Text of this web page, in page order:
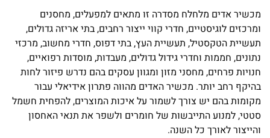
מכשיר אדים מלחלח מסדרה זו מתאים למפעלים, מחסנים
ומרכזים לוגיסטיים, חדרי קווי ייצור רחבים, בתי אריזה גדולים,
תעשיית הטקסטיל, תעשיית העץ, בתי דפוס, חדרי מחשוב, מרכזי
נתונים, חממות וחדרי גידול גדולים, מעבדות, מוסדות רפואיים,
חנויות פרחים, מחסני מזון ומגוון עסקים בהם נדרש פיזור לחות
בהיקף רחב יותר. מכשיר האדים מהווה פתרון אידיאלי עבור
מקומות בהם יש צורך לשמור על איכות המוצרים, להפחית חשמל
סטטי, למנוע התייבשות של חומרים ולשפר את תנאי האחסון
והייצור לאורך כל השנה.